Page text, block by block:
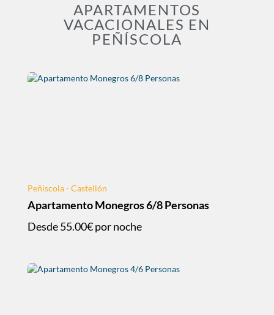
APARTAMENTOS
VACACIONALES EN
PEÑÍSCOLA
Peñiscola - Castellón
Apartamento Monegros 6/8 Personas
Desde55.00€por noche